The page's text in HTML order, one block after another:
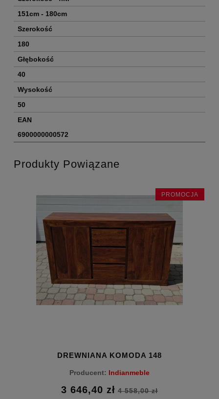
151cm - 180cm
Szerokość
180
Głębokość
40
Wysokość
50
EAN
6900000000572
Produkty Powiązane
DREWNIANA KOMODA 148
Producent: Indianmeble
3 646,40 zł 4 558,00 zł
PROMOCJA